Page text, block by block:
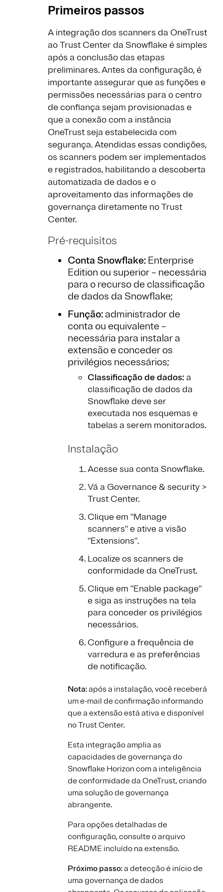
Primeiros passos
A integração dos scanners da OneTrust
ao Trust Center da Snowflake é simples
após a conclusão das etapas
preliminares. Antes da configuração, é
importante assegurar que as funções e
permissões necessárias para o centro
de confiança sejam provisionadas e
que a conexão com a instância
OneTrust seja estabelecida com
segurança. Atendidas essas condições,
os scanners podem ser implementados
e registrados, habilitando a descoberta
automatizada de dados e o
aproveitamento das informações de
governança diretamente no Trust
Center.
Pré-requisitos
Conta Snowflake: Enterprise
Edition ou superior – necessária
para o recurso de classificação
de dados da Snowflake;
Função: administrador de
conta ou equivalente –
necessária para instalar a
extensão e conceder os
privilégios necessários;
Classificação de dados: a
classificação de dados da
Snowflake deve ser
executada nos esquemas e
tabelas a serem monitorados.
Instalação
Acesse sua conta Snowflake.
Vá a Governance & security >
Trust Center.
Clique em "Manage
scanners" e ative a visão
"Extensions".
Localize os scanners de
conformidade da OneTrust.
Clique em "Enable package"
e siga as instruções na tela
para conceder os privilégios
necessários.
Configure a frequência de
varredura e as preferências
de notificação.
Nota: após a instalação, você receberá
um e-mail de confirmação informando
que a extensão está ativa e disponível
no Trust Center.
Esta integração amplia as
capacidades de governança do
Snowflake Horizon com a inteligência
de conformidade da OneTrust, criando
uma solução de governança
abrangente.
Para opções detalhadas de
configuração, consulte o arquivo
README incluído na extensão.
Próximo passo: a detecção é início de
uma governança de dados